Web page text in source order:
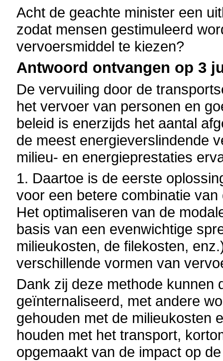
Acht de geachte minister een
zodat mensen gestimuleerd
vervoersmiddel te kiezen?
Antwoord ontvangen op 3
De vervuiling door de
het vervoer van personen en
beleid is enerzijds het aantal
de meest energieverslindende
milieu- en energieprestaties
1. Daartoe is de eerste
voor een betere combinatie
Het optimaliseren van de
basis van een evenwichtige
milieukosten, de filekosten,
verschillende vormen van
Dank zij deze methode kunnen
geïnternaliseerd, met andere
gehouden met de milieukosten
houden met het transport,
opgemaakt van de impact op